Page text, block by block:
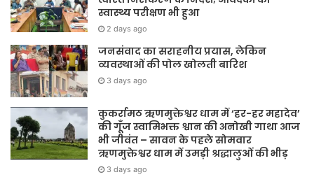
स्वास्थ्य परीक्षण भी हुआ
2 days ago
जनसंवाद का सराहनीय प्रयास, लेकिन
व्यवस्थाओं की पोल खोलती बारिश
3 days ago
कुकर्रामठ ऋणमुक्तेश्वर धाम में ‘हर-हर महादेव’
की गूँज स्वामिभक्त श्वान की अनोखी गाथा आज
भी जीवंत – सावन के पहले सोमवार
ऋणमुक्तेश्वर धाम में उमड़ी श्रद्धालुओं की भीड़
3 days ago